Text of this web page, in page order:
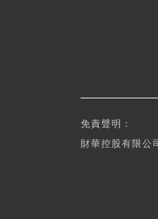
免責聲明：
財華控股有限公